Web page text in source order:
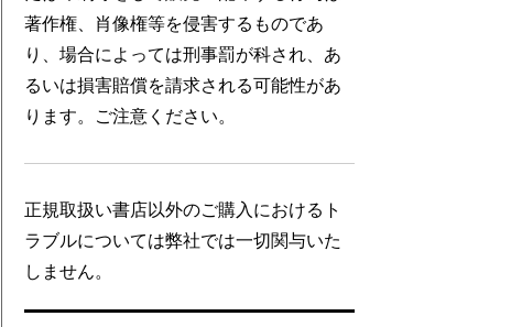
著作権、肖像権等を侵害するものであ
り、場合によっては刑事罰が科され、あ
るいは損害賠償を請求される可能性があ
ります。ご注意ください。
正規取扱い書店以外のご購入におけるト
ラブルについては弊社では一切関与いた
しません。